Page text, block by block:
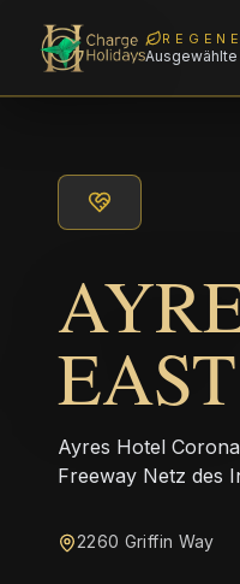
EAST
Ayres Hotel
Freeway Netz des
2260 Griffin Way